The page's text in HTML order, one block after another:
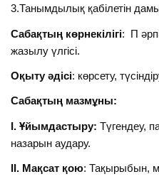
3.Танымдылық қабілетін
Сабақтың көрнекілігі: П
жазылу үлгісі.
Оқыту әдісі: көрсету,
Сабақтың мазмұны:
І. Ұйымдастыру: Түгендеу,
назарын аудару.
ІІ. Мақсат қою: Тақырыбын,